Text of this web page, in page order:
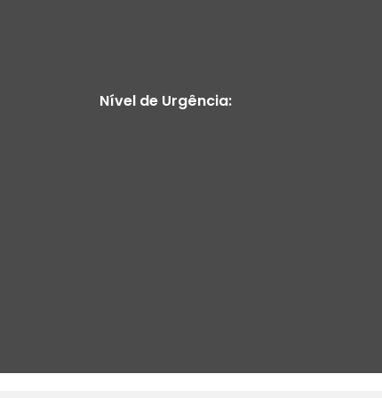
Nível de Urgência: